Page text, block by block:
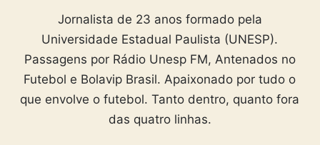
Jornalista de 23 anos formado pela
Universidade Estadual Paulista (UNESP).
Passagens por Rádio Unesp FM, Antenados no
Futebol e Bolavip Brasil. Apaixonado por tudo o
que envolve o futebol. Tanto dentro, quanto fora
das quatro linhas.